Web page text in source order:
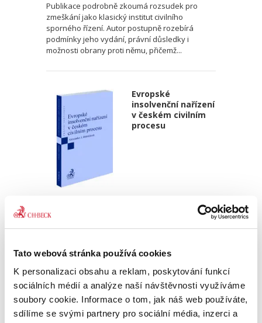
Tato webová stránka používá cookies
K personalizaci obsahu a reklam, poskytování funkcí
sociálních médií a analýze naší návštěvnosti využíváme
soubory cookie. Informace o tom, jak náš web používáte,
sdílíme se svými partnery pro sociální média, inzerci a
Publikace podrobně zkoumá rozsudek pro
zmeškání jako klasický institut civilního
sporného řízení. Autor postupně rozebírá
podmínky jeho vydání, právní důsledky i
možnosti obrany proti němu, přičemž...
Evropské
insolvenční nařízení
v českém civilním
procesu
690,00 Kč
Publikace navazuje na druhé vydání autorova
podrobného komentáře k Nařízení 2015/848 o
insolvenčním řízení, který vyšel v české verzi u
C. H. Beck v roce 2020. Zmíněný komentář byl
zpracován v...